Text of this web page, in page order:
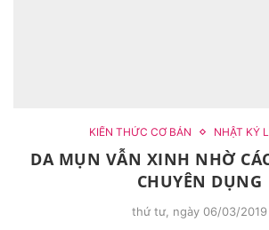
KIẾN THỨC CƠ BẢN NHẬT KÝ
DA MỤN VẪN XINH NHỜ
CHUYÊN DỤNG
thứ tư, ngày 06/03/2019